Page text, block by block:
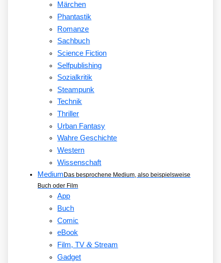
Märchen
Phantastik
Romanze
Sachbuch
Science Fiction
Selfpublishing
Sozialkritik
Steampunk
Technik
Thriller
Urban Fantasy
Wahre Geschichte
Western
Wissenschaft
Medium Das besprochene Medium, also beispielsweise
Buch oder Film
App
Buch
Comic
eBook
Film, TV&Stream
Gadget